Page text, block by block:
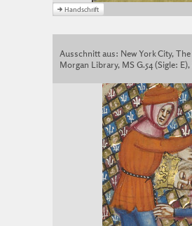
Ausschnitt aus: New York City,
Morgan Library, MS G.54 (Sigle: